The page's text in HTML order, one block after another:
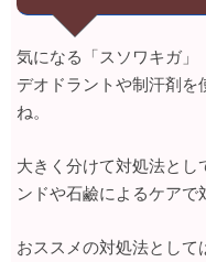
気になる「スソワキガ」
デオドラントや制汗剤
ね。
大きく分けて対処法とし
ンドや石鹼によるケアで
おススメの対処法として